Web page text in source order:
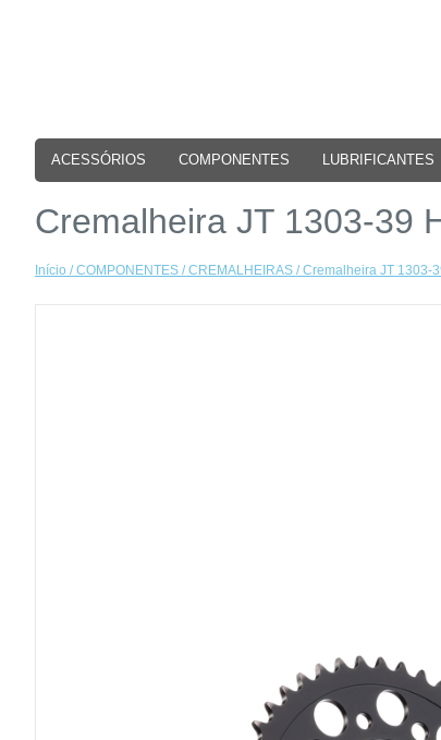
ACESSÓRIOS COMPONENTES LUBRIFICANTES
Cremalheira JT 1303-39
Início /COMPONENTES /CREMALHEIRAS / Cremalheira JT 1303-